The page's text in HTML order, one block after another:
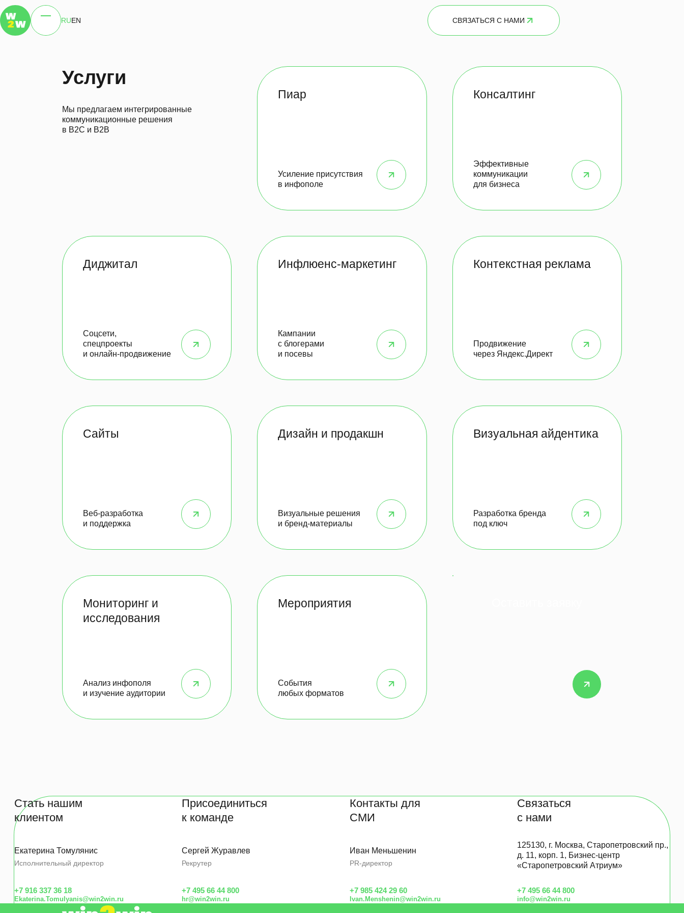
RUEN СВЯЗАТЬСЯ С НАМИ
Услуги
Мы предлагаем интегрированные
коммуникационные решения
в B2C и B2B
Пиар
Усиление присутствия
в инфополе
Консалтинг
Эффективные
коммуникации
для бизнеса
Диджитал
Соцсети,
спецпроекты
и онлайн-продвижение
Инфлюенс-маркетинг
Кампании
с блогерами
и посевы
Контекстная реклама
Продвижение
через Яндекс.Директ
Сайты
Веб-разработка
и поддержка
Дизайн и продакшн
Визуальные решения
и бренд-материалы
Визуальная айдентика
Разработка бренда
под ключ
Мониторинг и
исследования
Анализ инфополя
и изучение аудитории
Мероприятия
События
любых форматов
Стать нашим
клиентом
Екатерина Томулянис
Исполнительный директор
+7 916 337 36 18
Ekaterina.Tomulyanis@win2win.ru
Присоединиться
к команде
Сергей Журавлев
Рекрутер
+7 495 66 44 800
hr@win2win.ru
Контакты для
СМИ
Иван Меньшенин
PR-директор
+7 985 424 29 60
Ivan.Menshenin@win2win.ru
Связаться
с нами
125130, г. Москва, Старопетровский пр.,
д. 11, корп. 1, Бизнес-центр
«Старопетровский Атриум»
+7 495 66 44 800
info@win2win.ru